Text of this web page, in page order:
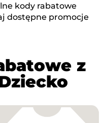
kody rabatowe
dostępne promocje
z